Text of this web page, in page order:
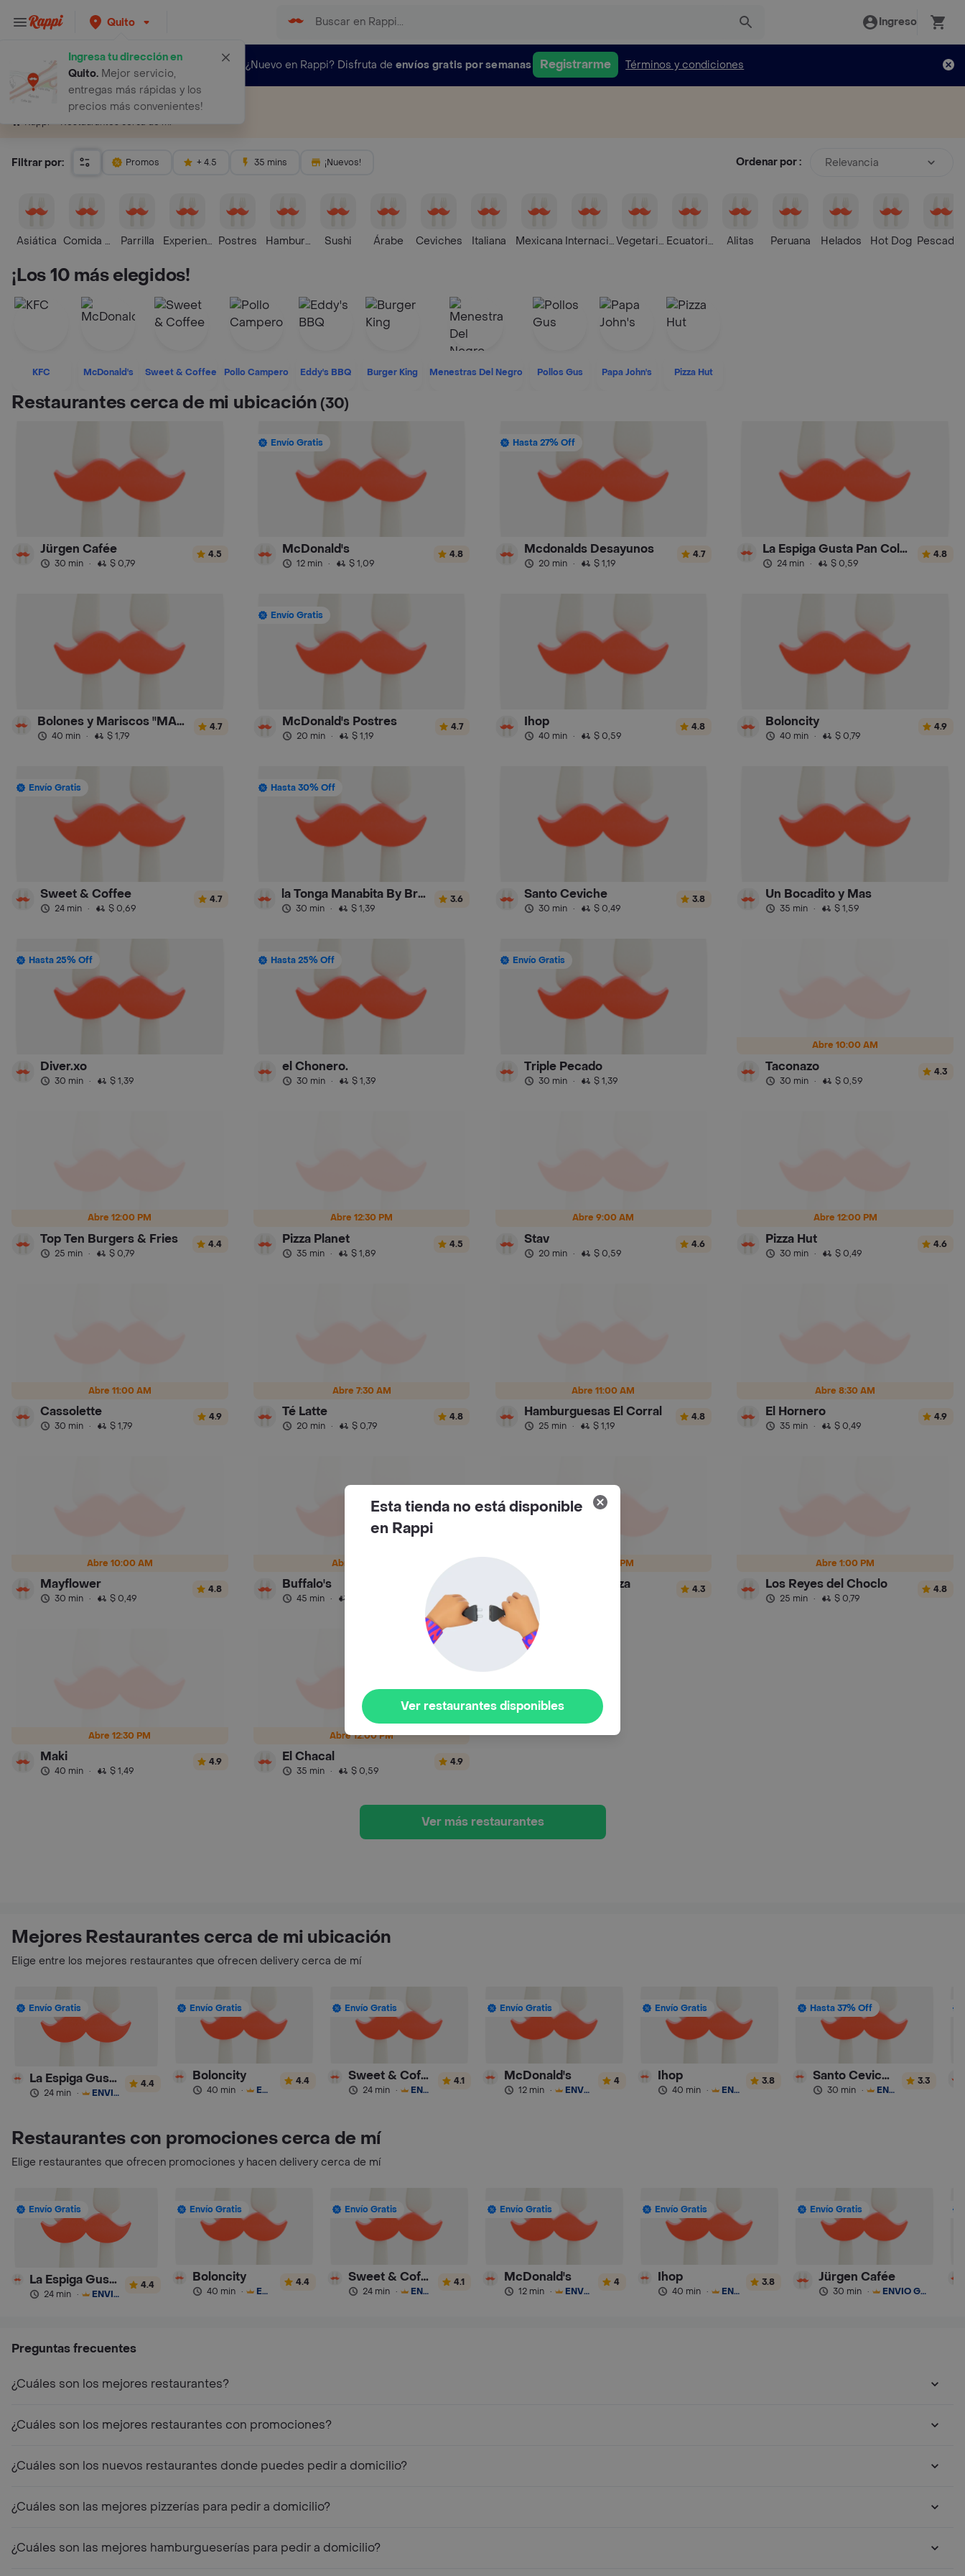
Quito
Ingresa tu dirección en
Quito. Mejor servicio,
entregas más rápidas y los
precios más convenientes!
Ingreso
¿Nuevo en Rappi? Disfruta de envíos gratis por semanas Registrarme Términos y condiciones
Restaurantes cerca de mí
Rappi Restaurantes cerca de mí
Filtrar por: Promos + 4.5 35 mins ¡Nuevos! Ordenar por : Relevancia
Asiática Comida Rápida
Parrilla Experiencias Culinarias
Postres HamburguesaSushi Árabe Ceviches Italiana Mexicana InternacionalVegetarianaEcuatoriana Alitas Peruana Helados Hot Dog
¡Los 10 más elegidos!
KFC McDonald's Sweet & Coffee Pollo Campero Eddy's BBQ Burger King Menestras Del Negro Pollos Gus Papa John's Pizza Hut
Restaurantes cerca de mi ubicación(30)
Jürgen Cafée
30 min · $ 0,79
4.5
Envío Gratis
McDonald's
12 min · $ 1,09
4.8
Hasta 27% Off
Mcdonalds Desayunos
20 min · $ 1,19
4.7 La Espiga Gusta Pan Colombia
24 min · $ 0,59
4.8
Bolones y Mariscos "MARINO"
40 min · $ 1,79
4.7
Envío Gratis
McDonald's Postres
20 min · $ 1,19
4.7 Ihop
40 min · $ 0,59
4.8 Boloncity
40 min · $ 0,79
4.9
Envío Gratis
Sweet & Coffee
24 min · $ 0,69
4.7
Hasta 30% Off
la Tonga Manabita By Bras
30 min · $ 1,39
3.6 Santo Ceviche
30 min · $ 0,49
3.8 Un Bocadito y Mas
35 min · $ 1,59
Hasta 25% Off
Diver.xo
30 min · $ 1,39
Hasta 25% Off
el Chonero.
30 min · $ 1,39
Envío Gratis
Triple Pecado
30 min · $ 1,39
Abre 10:00 AM
Taconazo
30 min · $ 0,59
4.3
Abre 12:00 PM
Top Ten Burgers & Fries
25 min · $ 0,79
4.4
Abre 12:30 PM
Pizza Planet
35 min · $ 1,89
4.5
Abre 9:00 AM
Stav
20 min · $ 0,59
4.6
Abre 12:00 PM
Pizza Hut
30 min · $ 0,49
4.6
Abre 11:00 AM
Cassolette
30 min · $ 1,79
4.9
Abre 7:30 AM
Té Latte
20 min · $ 0,79
4.8
Abre 11:00 AM
Hamburguesas El Corral
25 min · $ 1,19
4.8
Abre 8:30 AM
El Hornero
35 min · $ 0,49
4.9
Abre 10:00 AM
Mayflower
30 min · $ 0,49
4.8
Abre 9:45 AM
Buffalo's
45 min ·
Abre 5:00 PM
Movie House Pizza 4.3
Abre 1:00 PM
Los Reyes del Choclo
25 min · $ 0,79
4.8
Abre 12:30 PM
Maki
40 min · $ 1,49
4.9
Abre 12:00 PM
El Chacal
35 min · $ 0,59
4.9
Ver más restaurantes
Mejores Restaurantes cerca de mi ubicación
Elige entre los mejores restaurantes que ofrecen delivery cerca de mí
Envío Gratis
La Espiga Gusta Pan Colombia
24 min · ENVÍO GRATIS
4.4
Envío Gratis
Boloncity
40 min · ENVÍO GRATIS
4.4
Envío Gratis
Sweet & Coffee
24 min · ENVÍO GRATIS
4.1
Envío Gratis
McDonald's
12 min · ENVÍO GRATIS
4
Envío Gratis
Ihop
40 min · ENVÍO GRATIS
3.8
Hasta 37% Off
Santo Ceviche
30 min · ENVÍO GRATIS
3.3
Restaurantes con promociones cerca de mí
Elige restaurantes que ofrecen promociones y hacen delivery cerca de mí
Envío Gratis
La Espiga Gusta Pan Colombia
24 min · ENVÍO GRATIS
4.4
Envío Gratis
Boloncity
40 min · ENVÍO GRATIS
4.4
Envío Gratis
Sweet & Coffee
24 min · ENVÍO GRATIS
4.1
Envío Gratis
McDonald's
12 min · ENVÍO GRATIS
4
Envío Gratis
Ihop
40 min · ENVÍO GRATIS
3.8
Envío Gratis
Jürgen Cafée
30 min · ENVÍO GRATIS
Preguntas frecuentes
¿Cuáles son los mejores restaurantes?
¿Cuáles son los mejores restaurantes con promociones?
¿Cuáles son los nuevos restaurantes donde puedes pedir a domicilio?
¿Cuáles son las mejores pizzerías para pedir a domicilio?
¿Cuáles son las mejores hamburgueserías para pedir a domicilio?
Esta tienda no está disponible
en Rappi
Ver restaurantes disponibles